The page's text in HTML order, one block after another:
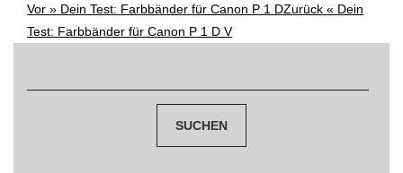
Post
Vor » Dein Test: Farbbänder für Canon P 1 DZurück « Dein
Test: Farbbänder für Canon P 1 D V